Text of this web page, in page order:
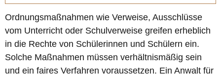
Ordnungsmaßnahmen wie Verweise, Ausschlüsse
vom Unterricht oder Schulverweise greifen erheblich
in die Rechte von Schülerinnen und Schülern ein.
Solche Maßnahmen müssen verhältnismäßig sein
und ein faires Verfahren voraussetzen. Ein Anwalt für